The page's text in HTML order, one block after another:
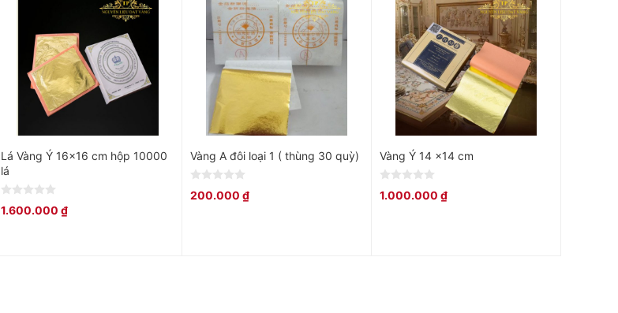
Lá Vàng Ý 16×16 cm hộp 10000
lá
0
out
1.600.000₫
Vàng A đôi loại 1 ( thùng 30 quỳ)
0
out
200.000₫
Vàng Ý 14 x14 cm
0
out
1.000.000 ₫